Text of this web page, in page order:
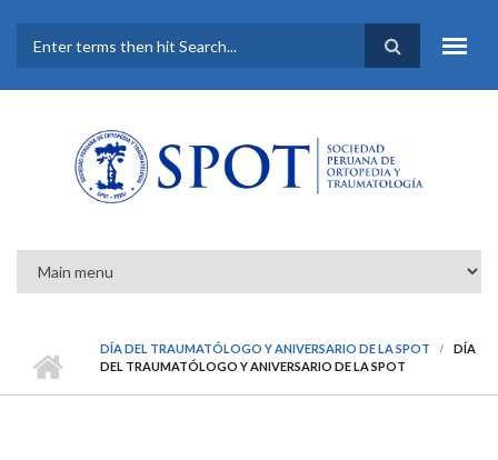
FORMULARIO DE
BÚSQUEDA
DÍA DEL TRAUMATÓLOGO Y ANIVERSARIO DE LA SPOT
DÍA
DEL TRAUMATÓLOGO Y ANIVERSARIO DE LA SPOT